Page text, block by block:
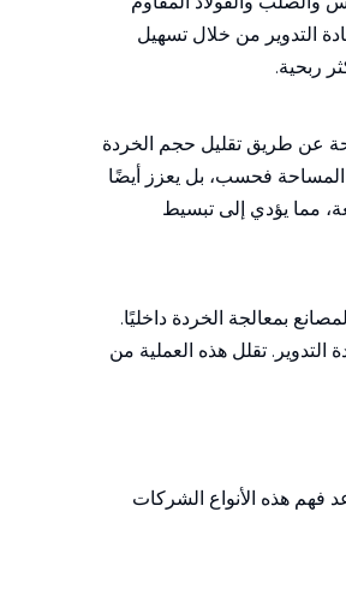
التدوير من خلال تسهيل
ربحية.
عن طريق تقليل حجم الخردة
المساحة فحسب، بل يعزز أيضًا
مما يؤدي إلى تبسيط
بمعالجة الخردة داخليًا.
تقلل هذه العملية من
فهم هذه الأنواع الشركات